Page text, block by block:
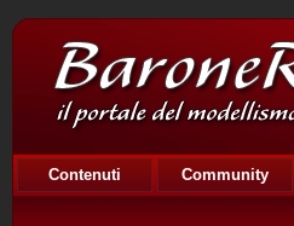
Contenuti Community